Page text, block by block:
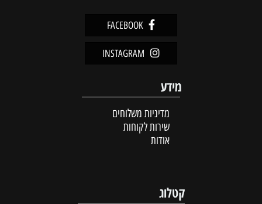
FACEBOOK
INSTAGRAM
מידע
מדיניות משלוחים
שירות לקוחות
אודות
קטלוג